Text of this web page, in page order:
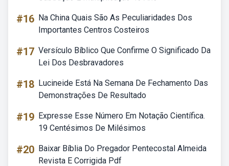
#16 Na China Quais São As Peculiaridades Dos
Importantes Centros Costeiros
#17 Versículo Bíblico Que Confirme O Significado Da
Lei Dos Desbravadores
#18 Lucineide Está Na Semana De Fechamento Das
Demonstrações De Resultado
#19 Expresse Esse Número Em Notação Científica.
19 Centésimos De Milésimos
#20 Baixar Bíblia Do Pregador Pentecostal Almeida
Revista E Corrigida Pdf